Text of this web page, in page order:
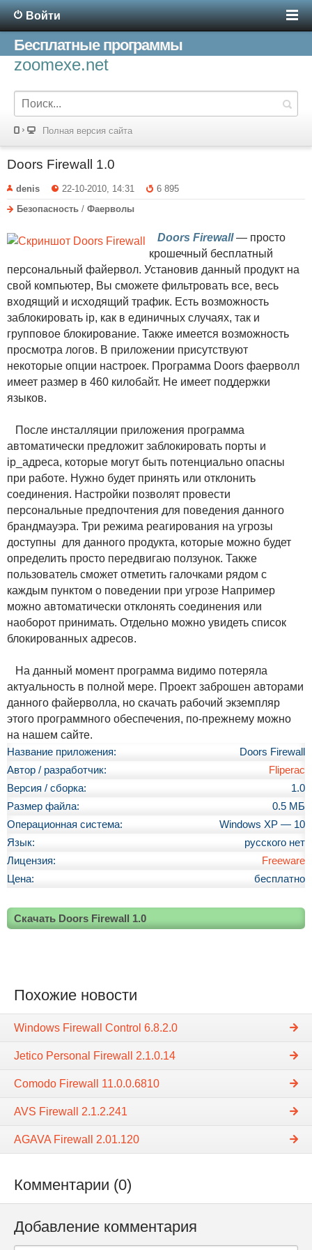
Войти
Бесплатные программы
zoomexe.net
Полная версия сайта
Doors Firewall 1.0
denis 22-10-2010, 14:31
6 895
Безопасность / Фаерволы
Doors Firewall— просто
крошечный бесплатный
персональный файервол. Установив данный продукт на
свой компьютер, Вы сможете фильтровать все, весь
входящий и исходящий трафик. Есть возможность
заблокировать ip, как в единичных случаях, так и
групповое блокирование. Также имеется возможность
просмотра логов. В приложении присутствуют
некоторые опции настроек. Программа Doors фаерволл
имеет размер в 460 килобайт. Не имеет поддержки
языков.
После инсталляции приложения программа
автоматически предложит заблокировать порты и
ip_адреса, которые могут быть потенциально опасны
при работе. Нужно будет принять или отклонить
соединения. Настройки позволят провести
персональные предпочтения для поведения данного
брандмауэра. Три режима реагирования на угрозы
доступны для данного продукта, которые можно будет
определить просто передвигаю ползунок. Также
пользователь сможет отметить галочками рядом с
каждым пунктом о поведении при угрозе Например
можно автоматически отклонять соединения или
наоборот принимать. Отдельно можно увидеть список
блокированных адресов.
На данный момент программа видимо потеряла
актуальность в полной мере. Проект заброшен авторами
данного файерволла, но скачать рабочий экземпляр
этого программного обеспечения, по-прежнему можно
на нашем сайте.
Название приложения:
Doors Firewall
Автор / разработчик:
Fliperac
Версия / сборка:
1.0
Размер файла:
0.5 МБ
Операционная система:
Windows XP — 10
Язык:
русского нет
Лицензия:
Freeware
Цена:
бесплатно
Скачать Doors Firewall 1.0
Похожие новости
Windows Firewall Control 6.8.2.0
Jetico Personal Firewall 2.1.0.14
Comodo Firewall 11.0.0.6810
AVS Firewall 2.1.2.241
AGAVA Firewall 2.01.120
Комментарии (0)
Добавление комментария